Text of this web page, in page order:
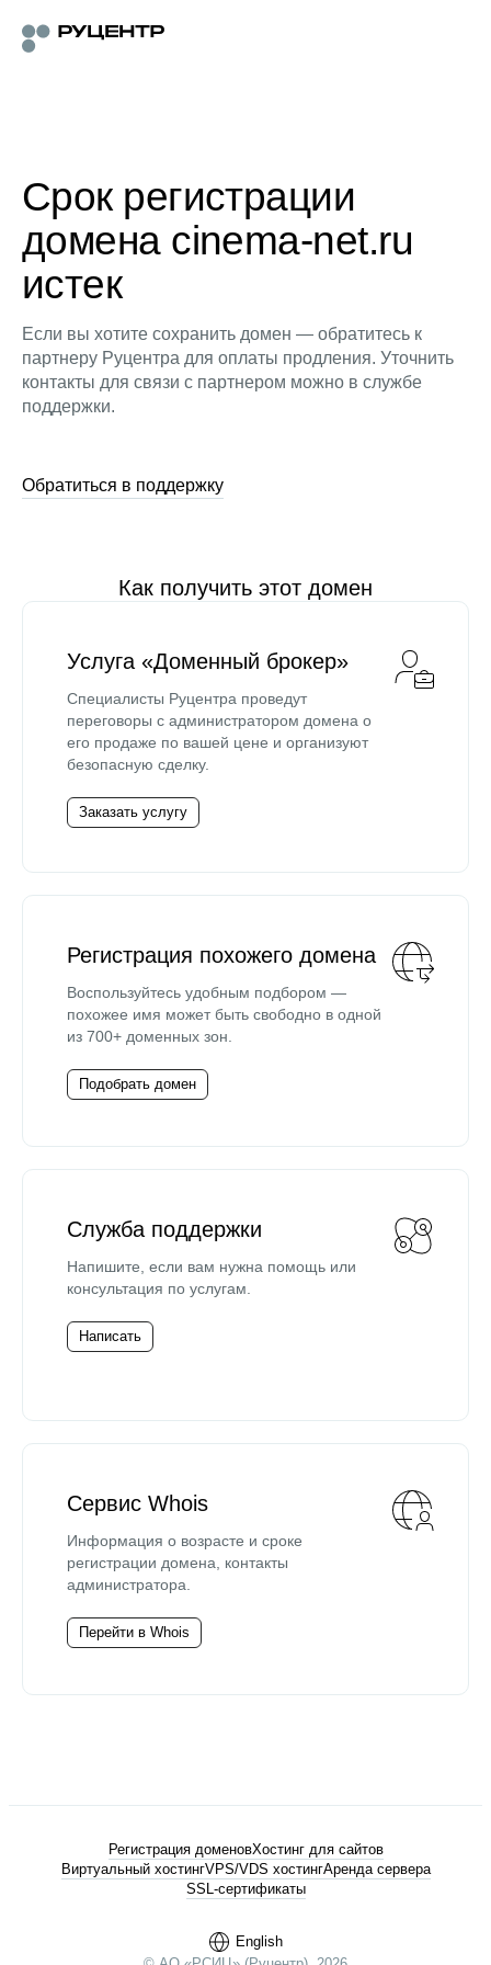
Срок регистрации
домена cinema-net.ru
истек
Если вы хотите сохранить домен — обратитесь к
партнеру Руцентра для оплаты продления. Уточнить
контакты для связи с партнером можно в службе
поддержки.
Обратиться в поддержку
Как получить этот домен
Услуга «Доменный брокер»
Специалисты Руцентра проведут
переговоры с администратором домена о
его продаже по вашей цене и организуют
безопасную сделку.
Заказать услугу
Регистрация похожего домена
Воспользуйтесь удобным подбором —
похожее имя может быть свободно в одной
из 700+ доменных зон.
Подобрать домен
Служба поддержки
Напишите, если вам нужна помощь или
консультация по услугам.
Написать
Сервис Whois
Информация о возрасте и сроке
регистрации домена, контакты
администратора.
Перейти в Whois
English
Регистрация доменовХостинг для сайтов
Виртуальный хостингVPS/VDS хостингАренда сервера
SSL-сертификаты